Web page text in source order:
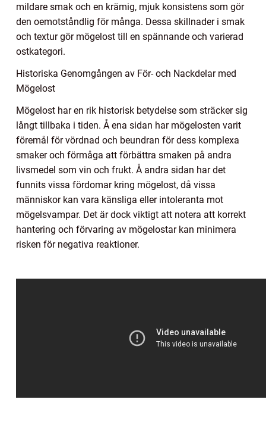
mildare smak och en krämig, mjuk konsistens som gör
den oemotståndlig för många. Dessa skillnader i smak
och textur gör mögelost till en spännande och varierad
ostkategori.
Historiska Genomgången av För- och Nackdelar med
Mögelost
Mögelost har en rik historisk betydelse som sträcker sig
långt tillbaka i tiden. Å ena sidan har mögelosten varit
föremål för vördnad och beundran för dess komplexa
smaker och förmåga att förbättra smaken på andra
livsmedel som vin och frukt. Å andra sidan har det
funnits vissa fördomar kring mögelost, då vissa
människor kan vara känsliga eller intoleranta mot
mögelsvampar. Det är dock viktigt att notera att korrekt
hantering och förvaring av mögelostar kan minimera
risken för negativa reaktioner.